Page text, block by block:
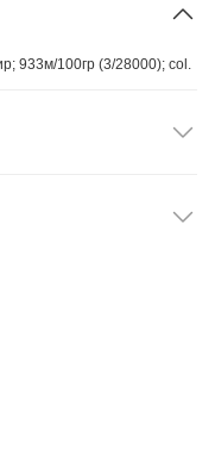
933м/100гр (3/28000); col.